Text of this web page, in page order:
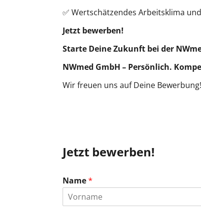
✅ Wertschätzendes Arbeitsklima
Jetzt bewerben!
Starte Deine Zukunft bei der
NWmed GmbH – Persönlich.
Wir freuen uns auf Deine Bewerbung!
Jetzt bewerben!
Name*